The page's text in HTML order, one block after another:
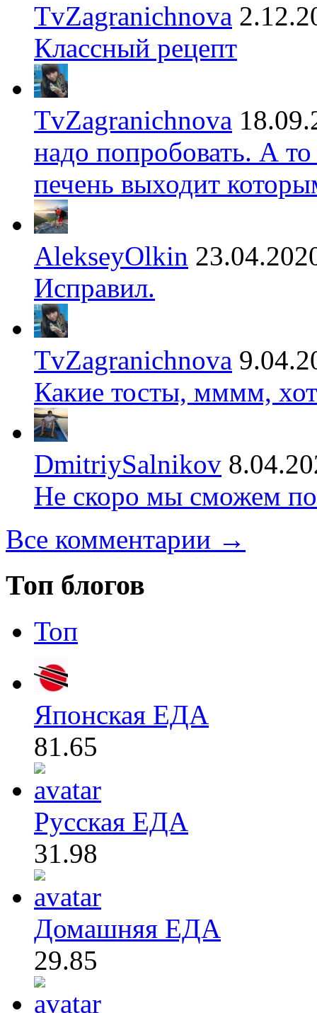
TvZagranichnova
Классный рецепт
TvZagranichnova
надо попробовать. А
печень выходит
AlekseyOlkin
Исправил.
TvZagranichnova
Какие тосты, мммм,
DmitriySalnikov
Не скоро мы сможем
Все комментарии →
Топ блогов
Топ
Японская ЕДА
81.65
Русская ЕДА
31.98
Домашняя ЕДА
29.85